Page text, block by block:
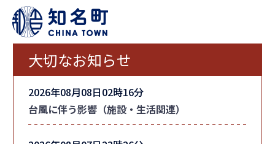
大切なお知らせ
2026年08月08日02時16分
台風に伴う影響（施設・生活関連）